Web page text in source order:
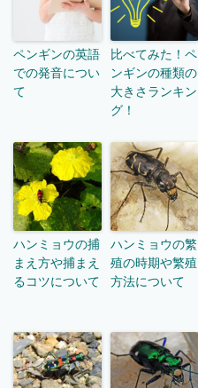
ペンギンの英語
での発音につい
て
比べてみた！ペ
ンギンの種類の
大きさランキン
グ！
ハンミョウの捕
まえ方や捕まえ
るコツについて
ハンミョウの繁
殖の時期や繁殖
方法について